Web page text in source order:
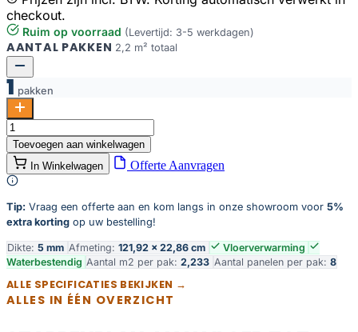
checkout.
Ruim op voorraad (Levertijd: 3-5 werkdagen)
AANTAL PAKKEN 2,2 m² totaal
1 pakken
Oak
Liverpool
aantal
Toevoegen aan winkelwagen
In Winkelwagen
Offerte Aanvragen
Tip: Vraag een offerte aan en kom langs in onze showroom voor 5%
extra korting op uw bestelling!
Dikte: 5 mm Afmeting: 121,92 × 22,86 cm
Vloerverwarming
Waterbestendig Aantal m2 per pak: 2,233 Aantal panelen per pak: 8
ALLE SPECIFICATIES BEKIJKEN →
ALLES IN ÉÉN OVERZICHT